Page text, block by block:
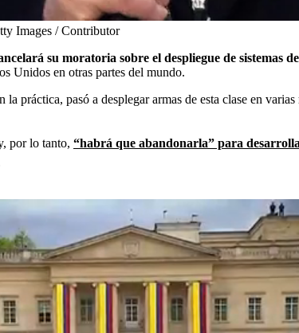
Images / Contributor
su moratoria sobre el despliegue de sistemas
Unidos en otras partes del mundo.
la práctica, pasó a desplegar armas de esta clase en
por lo tanto, “habrá que abandonarla” para